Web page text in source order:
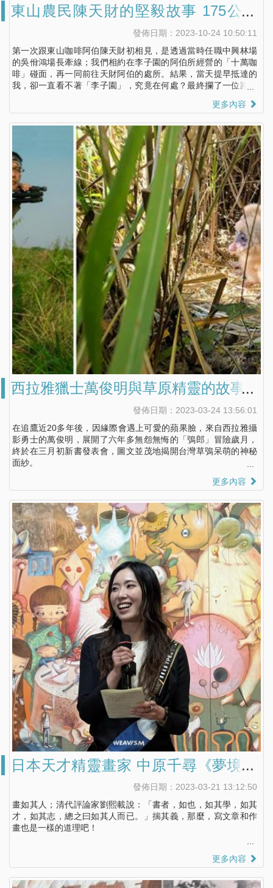
東山農民陳天財的堅毅故事 175公路
的咖啡、龍眼、野蜜香發佈日期：2023-10-24 10:50:11
第一次跟東山咖啡阿伯陳天財初相見，是透過當時任職中興林場
的吳佾鴻場長牽線；我們相約在李子園的阿伯所經營的「十萬咖
啡」碰面，再一同前往天財阿伯的處所。結果，當天提早抵達的
我，卻一直看不著「李子園」，究竟在何處？最終攔了一位路人
更多內容
西拉雅獵士萬俊明與草原精靈的故事
發佈日期：2023-03-24 13:56:01
在追鷹近20多年後，因緣際會遇上可愛的蘋果臉，來自西拉雅攝
影勇士的萬俊明，展開了六年多無怨無悔的「鴞郎」冒險歲月，
終於在三月初新書發表會，圖文並茂地揭開台灣草鴞呆萌的神秘
面紗。
更多內容
日本天才精靈畫家 中原千尋《夢境奇
發佈日期：2023-03-21 13:12:50
畫如其人；清代評論家劉熙載說：「書者，如也，如其學，如其
才，如其志，總之曰如其人而已。」揣其義，那麼，寫文章和作
畫也是一樣的道理吧！
更多內容